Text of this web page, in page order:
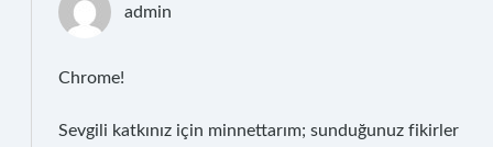
admin
Chrome!
Sevgili katkınız için minnettarım; sunduğunuz fikirler